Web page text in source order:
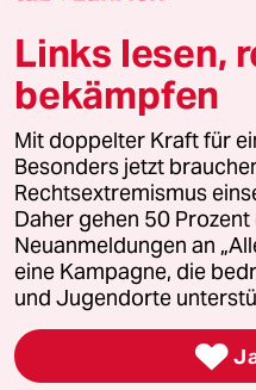
Downloads für
© 2026 taz Verlags und
Alle Rechte vorbehalten. Bei
wenden Sie sich bitte an
Feedback
Leitlinie Informant
Seitenwende
Links lesen,
bekämpfen
Mit doppelter Kraft für
Besonders jetzt
Rechtsextremismus
Daher gehen 50
Neuanmeldungen an
eine Kampagne, die
und Jugendorte
